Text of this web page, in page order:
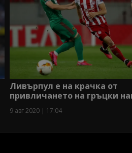
Ливърпул е на крачка от
привличането на гръцки
9 авг 2020 | 17:04